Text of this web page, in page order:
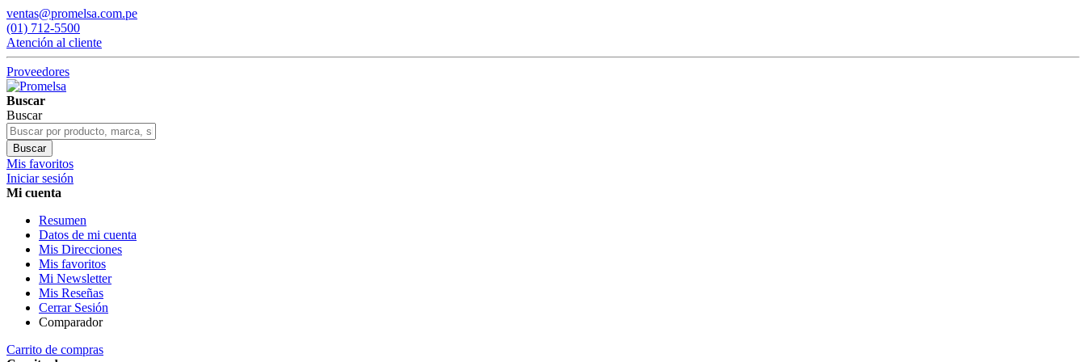
ventas@promelsa.com.pe
(01) 712-5500
Atención al cliente
Proveedores
Buscar
Buscar
Buscar
Mis favoritos
Iniciar sesión
Mi cuenta
Resumen
Datos de mi cuenta
Mis Direcciones
Mis favoritos
Mi Newsletter
Mis Reseñas
Cerrar Sesión
Comparador
Carrito de compras